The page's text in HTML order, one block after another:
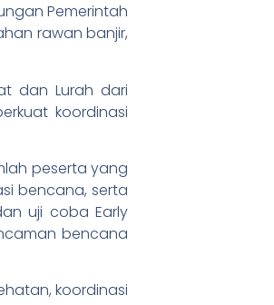
Pemerintah
rawan banjir,
dan Lurah dari
koordinasi
peserta yang
bencana, serta
uji coba Early
bencana
koordinasi